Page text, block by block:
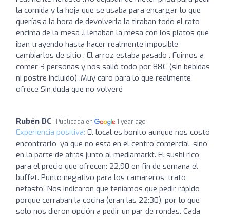
la comida y la hoja que se usaba para encargar lo que
querías,a la hora de devolverla la tiraban todo el rato
encima de la mesa .Llenaban la mesa con los platos que
iban trayendo hasta hacer realmente imposible
cambiarlos de sitio . El arroz estaba pasado . Fuimos a
comer 3 personas y nos salió todo por 88€ (sin bebidas
ni postre incluido) .Muy caro para lo que realmente
ofrece Sin duda que no volveré
Rubén DC Publicada en 1 year ago
Experiencia positiva: El local es bonito aunque nos costó
encontrarlo, ya que no está en el centro comercial, sino
en la parte de atrás junto al mediamarkt. El sushi rico
para el precio que ofrecen: 22,90 en fin de semana el
buffet. Punto negativo para los camareros, trato
nefasto. Nos indicaron que teníamos que pedir rápido
porque cerraban la cocina (eran las 22:30), por lo que
solo nos dieron opción a pedir un par de rondas. Cada